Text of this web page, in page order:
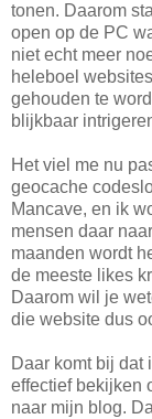
tonen. Daarom
open op de PC
niet echt meer
heleboel
gehouden te
blijkbaar
Het viel me nu
geocache
Mancave, en ik
mensen daar
maanden wordt
de meeste likes
Daarom wil je
die website dus
Daar komt bij dat
effectief bekijken
naar mijn blog.